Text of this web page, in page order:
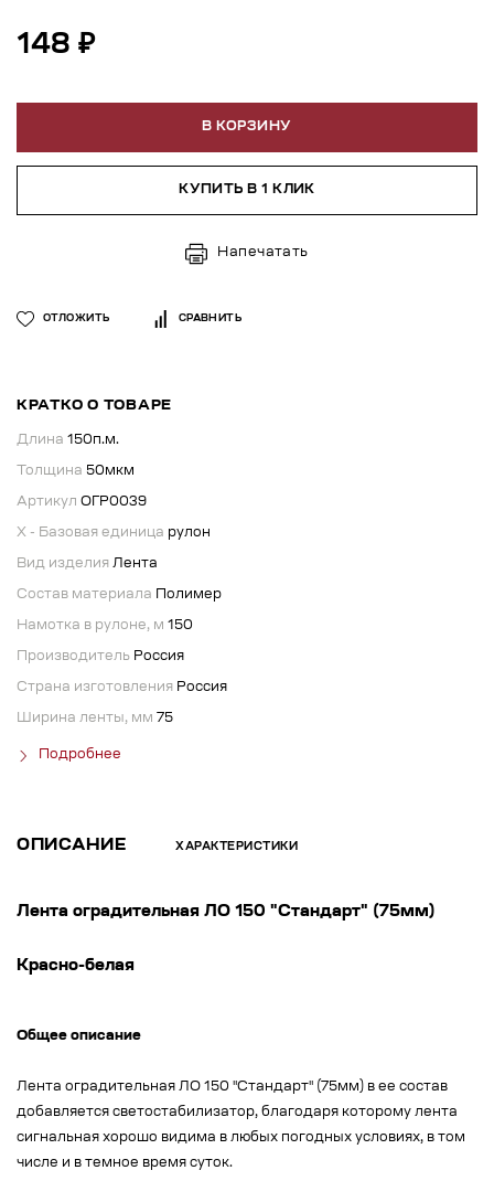
148 ₽
В КОРЗИНУ
КУПИТЬ В 1 КЛИК
Напечатать
ОТЛОЖИТЬ СРАВНИТЬ
КРАТКО О ТОВАРЕ
Длина 150п.м.
Толщина 50мкм
Артикул ОГР0039
X - Базовая единица рулон
Вид изделия Лента
Состав материала Полимер
Намотка в рулоне, м 150
Производитель Россия
Страна изготовления Россия
Ширина ленты, мм 75
Подробнее
ОПИСАНИЕ ХАРАКТЕРИСТИКИ
Лента оградительная ЛО 150 "Стандарт" (75мм)
Красно-белая
Общее описание
Лента оградительная ЛО 150 "Стандарт" (75мм) в ее состав
добавляется светостабилизатор, благодаря которому лента
сигнальная хорошо видима в любых погодных условиях, в том
числе и в темное время суток.